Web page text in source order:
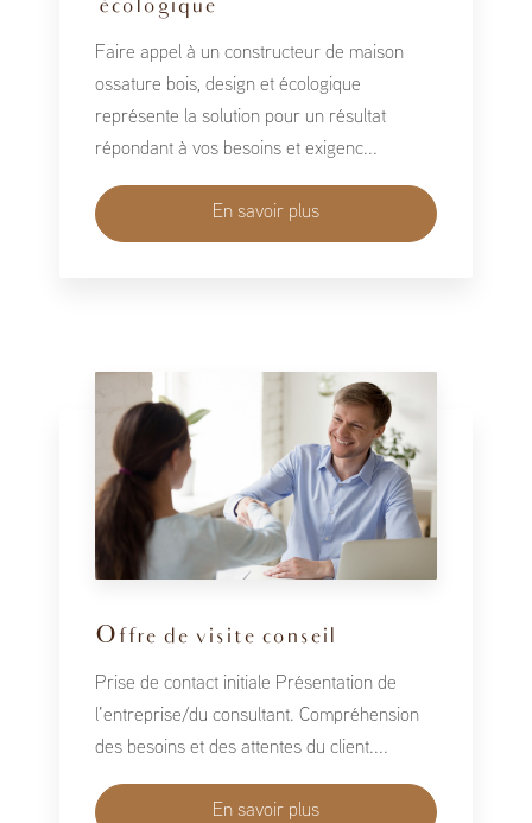
écologique
Faire appel à un constructeur de maison
ossature bois, design et écologique
représente la solution pour un résultat
répondant à vos besoins et exigenc...
En savoir plus
Offre de visite conseil
Prise de contact initiale Présentation de
l’entreprise/du consultant. Compréhension
des besoins et des attentes du client....
En savoir plus